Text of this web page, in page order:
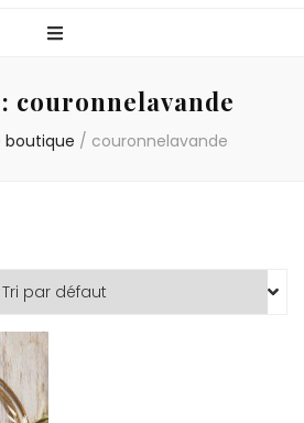
couronnelavande
boutique / couronnelavande